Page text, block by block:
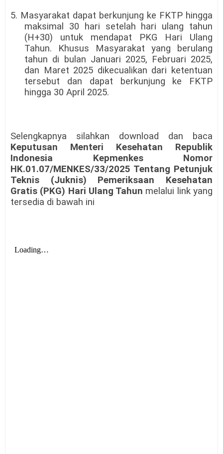
5. Masyarakat dapat berkunjung ke FKTP hingga
maksimal 30 hari setelah hari ulang tahun
(H+30) untuk mendapat PKG Hari Ulang
Tahun. Khusus Masyarakat yang berulang
tahun di bulan Januari 2025, Februari 2025,
dan Maret 2025 dikecualikan dari ketentuan
tersebut dan dapat berkunjung ke FKTP
hingga 30 April 2025.
Selengkapnya silahkan download dan baca
Keputusan Menteri Kesehatan Republik
Indonesia Kepmenkes Nomor
HK.01.07/MENKES/33/2025 Tentang Petunjuk
Teknis (Juknis) Pemeriksaan Kesehatan
Gratis (PKG) Hari Ulang Tahun melalui link yang
tersedia di bawah ini